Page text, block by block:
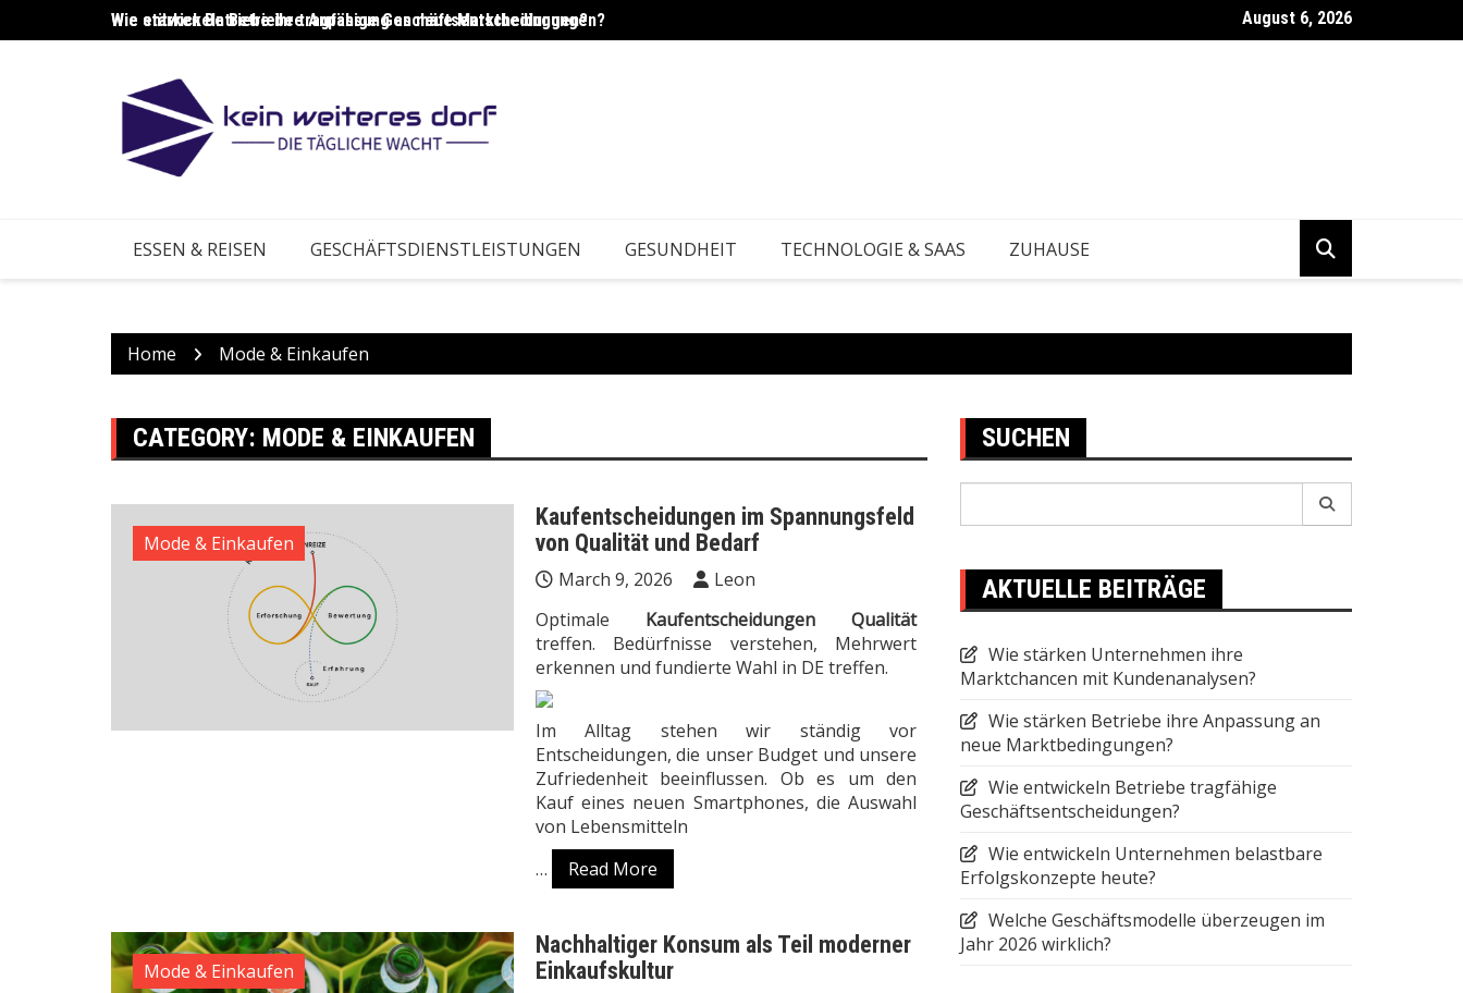
to
Wie entwickeln Betriebe tragfähige Geschäftsentscheidungen?
Wie entwickeln Unternehmen belastbare Erfolgskonzepte heute? Welche Geschäftsmodelle überzeugen im Jahr 2026 wirklich?
August 6, 2026
ESSEN & REISEN GESCHÄFTSDIENSTLEISTUNGEN GESUNDHEIT TECHNOLOGIE & SAAS ZUHAUSE
Home Mode & Einkaufen
CATEGORY: MODE & EINKAUFEN
Mode & Einkaufen
Kaufentscheidungen im Spannungsfeld
von Qualität und Bedarf
March 9, 2026
Leon
Optimale Kaufentscheidungen Qualität
treffen. Bedürfnisse verstehen, Mehrwert
erkennen und fundierte Wahl in DE treffen.
Im Alltag stehen wir ständig vor
Entscheidungen, die unser Budget und unsere
Zufriedenheit beeinflussen. Ob es um den
Kauf eines neuen Smartphones, die Auswahl
von Lebensmitteln
…
Read More
Mode & Einkaufen
Nachhaltiger Konsum als Teil moderner
Einkaufskultur
SUCHEN
AKTUELLE BEITRÄGE
Wie stärken Unternehmen ihre
Marktchancen mit Kundenanalysen?
Wie stärken Betriebe ihre Anpassung an
neue Marktbedingungen?
Wie entwickeln Betriebe tragfähige
Geschäftsentscheidungen?
Wie entwickeln Unternehmen belastbare
Erfolgskonzepte heute?
Welche Geschäftsmodelle überzeugen im
Jahr 2026 wirklich?